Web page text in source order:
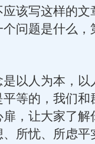
该写这样的文
问题是什么，
以人为本，以
等的，我们和
，让大家了解
所忧、所虑平